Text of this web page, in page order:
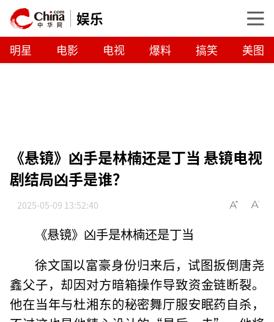
娱乐
明星 电影 电视 爆料 搞笑 美图
《悬镜》凶手是林楠还是丁当 悬镜电视
剧结局凶手是谁？
2025-05-09 13:52:40
《悬镜》凶手是林楠还是丁当
徐文国以富豪身份归来后，试图扳倒唐尧
鑫父子，却因对方暗箱操作导致资金链断裂。
他在当年与杜湘东的秘密舞厅服安眠药自杀，